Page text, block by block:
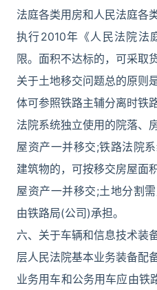
法庭各类用房和人民法庭各
执行2010年《人民法院法
限。面积不达标的，可采取
关于土地移交问题总的原则
体可参照铁路主辅分离时铁
法院系统独立使用的院落、
屋资产一并移交;铁路法院
建筑物的，可按移交房屋面
屋资产一并移交;土地分割
由铁路局(公司)承担。
六、关于车辆和信息技术装
层人民法院基本业务装备配
业务用车和公务用车应由铁